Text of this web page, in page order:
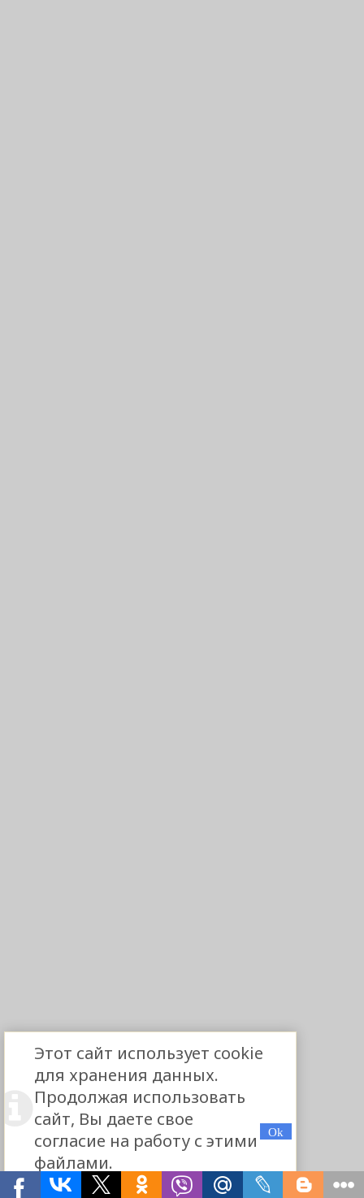
Этот сайт использует cookie
для хранения данных.
Продолжая использовать
сайт, Вы даете свое
согласие на работу с этими
файлами.